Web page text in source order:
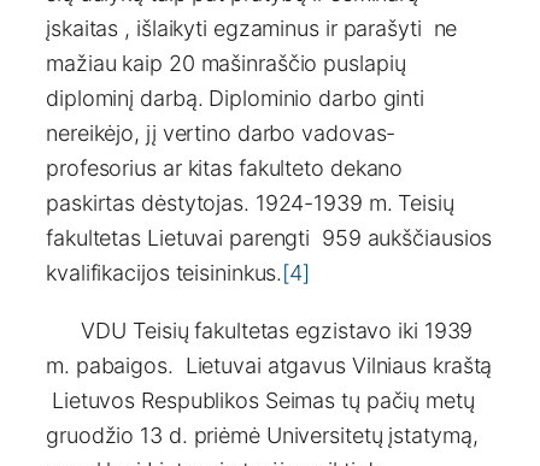
įskaitas , išlaikyti egzaminus ir parašyti ne
mažiau kaip 20 mašinraščio puslapių
diplominį darbą. Diplominio darbo ginti
nereikėjo, jį vertino darbo vadovas-
profesorius ar kitas fakulteto dekano
paskirtas dėstytojas. 1924-1939 m. Teisių
fakultetas Lietuvai parengti 959 aukščiausios
kvalifikacijos teisininkus.[4]
VDU Teisių fakultetas egzistavo iki 1939
m. pabaigos. Lietuvai atgavus Vilniaus kraštą
Lietuvos Respublikos Seimas tų pačių metų
gruodžio 13 d. priėmė Universitetų įstatymą,